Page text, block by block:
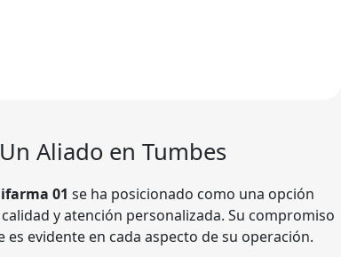
Aliado en Tumbes
01 se ha posicionado como una opción
y atención personalizada. Su compromiso
es evidente en cada aspecto de su operación.